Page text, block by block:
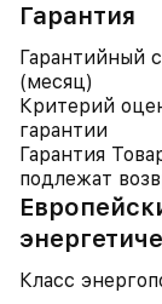
Гарантия
Гарантийный
(месяц)
Критерий
гарантии
Гарантия
подлежат
Класс